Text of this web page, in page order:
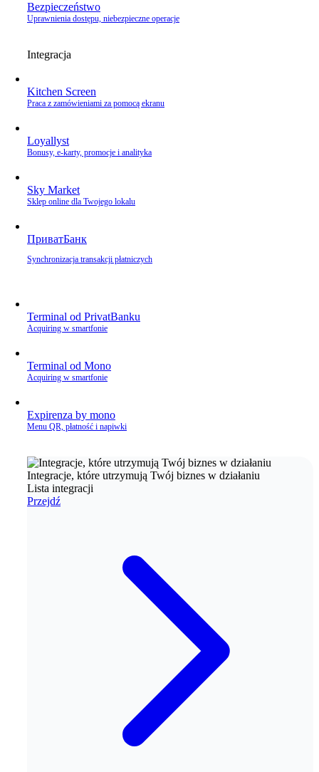
Bezpieczeństwo
Uprawnienia dostępu, niebezpieczne operacje
Integracja
Kitchen Screen
Praca z zamówieniami za pomocą ekranu
Loyallyst
Bonusy, e‑karty, promocje i analityka
Sky Market
Sklep online dla Twojego lokalu
ПриватБанк
Synchronizacja transakcji płatniczych
Terminal od PrivatBanku
Acquiring w smartfonie
Terminal od Mono
Acquiring w smartfonie
Expirenza by mono
Menu QR, płatność i napiwki
Integracje, które utrzymują Twój biznes w działaniu
Lista integracji
Przejdź